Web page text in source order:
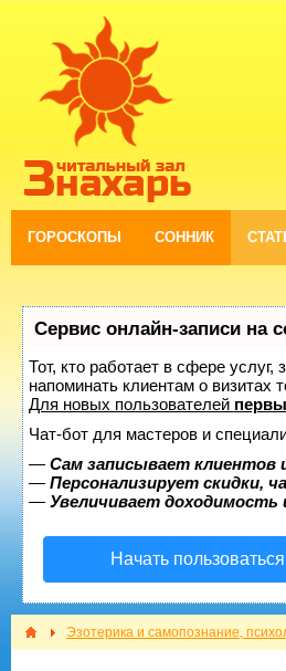
ГОРОСКОПЫ СОННИК
Сервис онлайн-записи на
Тот, кто работает в сфере
напоминать клиентам о
Для новых пользователей
Чат-бот для мастеров и
— Сам записывает клиентов
— Персонализирует скидки,
— Увеличивает
Начать
Эзотерика и самопознание,